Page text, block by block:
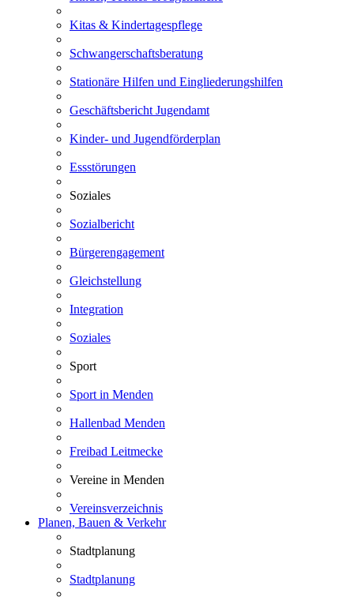
Kitas & Kindertagespflege
Schwangerschaftsberatung
Stationäre Hilfen und Eingliederungshilfen
Geschäftsbericht Jugendamt
Kinder- und Jugendförderplan
Essstörungen
Soziales
Sozialbericht
Bürgerengagement
Gleichstellung
Integration
Soziales
Sport
Sport in Menden
Hallenbad Menden
Freibad Leitmecke
Vereine in Menden
Vereinsverzeichnis
Planen, Bauen & Verkehr
Stadtplanung
Stadtplanung